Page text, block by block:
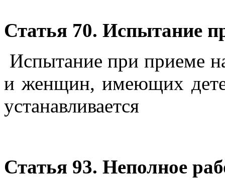
Статья 70. Испытание
Испытание при приеме
и женщин, имеющих
устанавливается
Статья 93. Неполное